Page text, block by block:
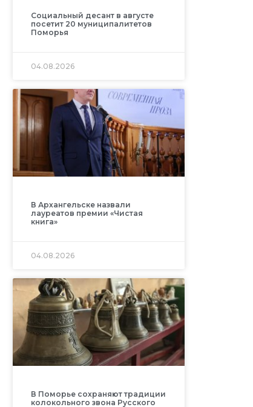
Социальный десант в августе
посетит 20 муниципалитетов
Поморья
04.08.2026
В Архангельске назвали
лауреатов премии «Чистая
книга»
04.08.2026
В Поморье сохраняют традиции
колокольного звона Русского